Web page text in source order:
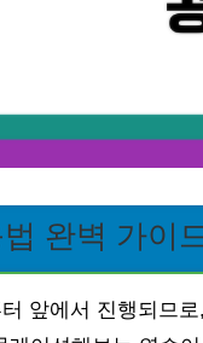
완벽 가이
앞에서 진행되므